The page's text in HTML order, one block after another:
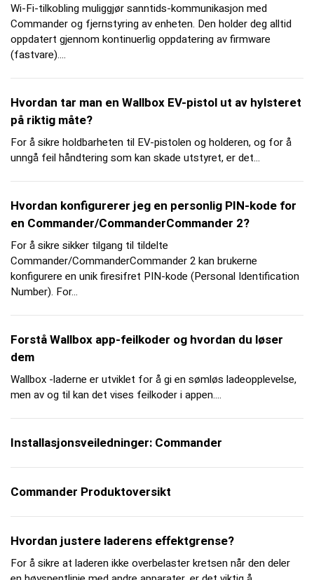
Wi-Fi-tilkobling muliggjør sanntids-kommunikasjon med
Commander og fjernstyring av enheten. Den holder deg alltid
oppdatert gjennom kontinuerlig oppdatering av firmware
(fastvare)....
Hvordan tar man en Wallbox EV-pistol ut av hylsteret
på riktig måte?
For å sikre holdbarheten til EV-pistolen og holderen, og for å
unngå feil håndtering som kan skade utstyret, er det...
Hvordan konfigurerer jeg en personlig PIN-kode for
en Commander/CommanderCommander 2?
For å sikre sikker tilgang til tildelte
Commander/CommanderCommander 2 kan brukerne
konfigurere en unik firesifret PIN-kode (Personal Identification
Number). For...
Forstå Wallbox app-feilkoder og hvordan du løser
dem
Wallbox -laderne er utviklet for å gi en sømløs ladeopplevelse,
men av og til kan det vises feilkoder i appen....
Installasjonsveiledninger: Commander
Commander Produktoversikt
Hvordan justere laderens effektgrense?
For å sikre at laderen ikke overbelaster kretsen når den deler